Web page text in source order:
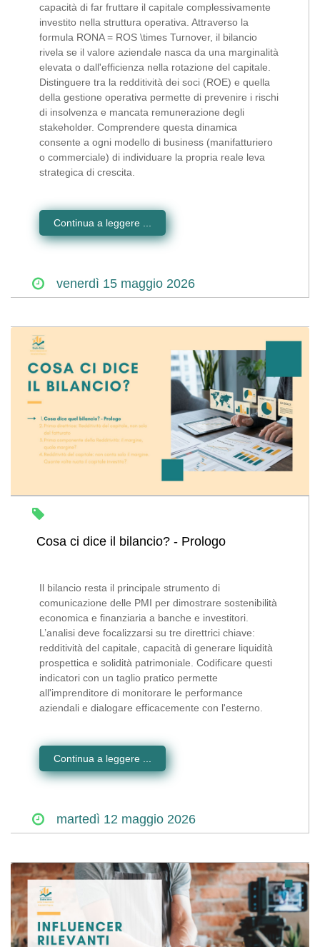
capacità di far fruttare il capitale complessivamente
investito nella struttura operativa. Attraverso la
formula RONA = ROS \times Turnover, il bilancio
rivela se il valore aziendale nasca da una marginalità
elevata o dall'efficienza nella rotazione del capitale.
Distinguere tra la redditività dei soci (ROE) e quella
della gestione operativa permette di prevenire i rischi
di insolvenza e mancata remunerazione degli
stakeholder. Comprendere questa dinamica
consente a ogni modello di business (manifatturiero
o commerciale) di individuare la propria reale leva
strategica di crescita.
Continua a leggere ...
venerdì 15 maggio 2026
Cosa ci dice il bilancio? - Prologo
Il bilancio resta il principale strumento di
comunicazione delle PMI per dimostrare sostenibilità
economica e finanziaria a banche e investitori.
L’analisi deve focalizzarsi su tre direttrici chiave:
redditività del capitale, capacità di generare liquidità
prospettica e solidità patrimoniale. Codificare questi
indicatori con un taglio pratico permette
all'imprenditore di monitorare le performance
aziendali e dialogare efficacemente con l'esterno.
Continua a leggere ...
martedì 12 maggio 2026